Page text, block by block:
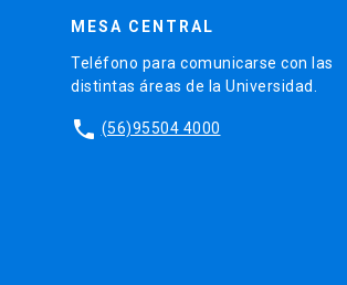
MESA CENTRAL
Teléfono para comunicarse con las
distintas áreas de la Universidad.
phone (56)95504 4000